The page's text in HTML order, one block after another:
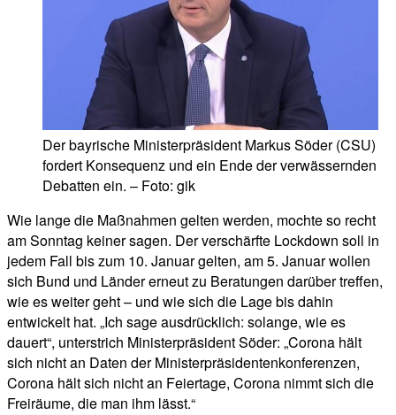
Der bayrische Ministerpräsident Markus Söder (CSU)
fordert Konsequenz und ein Ende der verwässernden
Debatten ein. – Foto: gik
Wie lange die Maßnahmen gelten werden, mochte so recht
am Sonntag keiner sagen. Der verschärfte Lockdown soll in
jedem Fall bis zum 10. Januar gelten, am 5. Januar wollen
sich Bund und Länder erneut zu Beratungen darüber treffen,
wie es weiter geht – und wie sich die Lage bis dahin
entwickelt hat. „Ich sage ausdrücklich: solange, wie es
dauert“, unterstrich Ministerpräsident Söder: „Corona hält
sich nicht an Daten der Ministerpräsidentenkonferenzen,
Corona hält sich nicht an Feiertage, Corona nimmt sich die
Freiräume, die man ihm lässt.“